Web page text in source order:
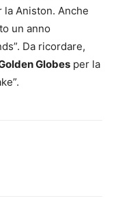
la Aniston. Anche
un anno
Da ricordare,
Globes per la